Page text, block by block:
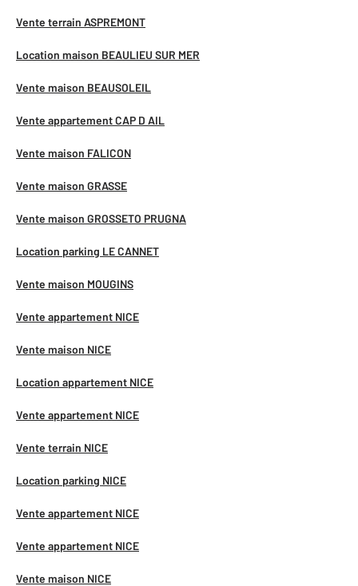
Vente terrain ASPREMONT
Location maison BEAULIEU SUR MER
Vente maison BEAUSOLEIL
Vente appartement CAP D AIL
Vente maison FALICON
Vente maison GRASSE
Vente maison GROSSETO PRUGNA
Location parking LE CANNET
Vente maison MOUGINS
Vente appartement NICE
Vente maison NICE
Location appartement NICE
Vente appartement NICE
Vente terrain NICE
Location parking NICE
Vente appartement NICE
Vente appartement NICE
Vente maison NICE